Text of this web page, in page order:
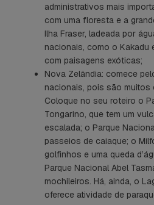
administrativos mais
com uma floresta e a
Ilha Fraser, ladeada por
nacionais, como o Kakadu
com paisagens exóticas;
Nova Zelândia: comece
nacionais, pois são muitos
Coloque no seu roteiro o
Tongarino, que tem um
escalada; o Parque
passeios de caiaque; o
golfinhos e uma queda
Parque Nacional Abel
mochileiros. Há, ainda, o
oferece atividade de